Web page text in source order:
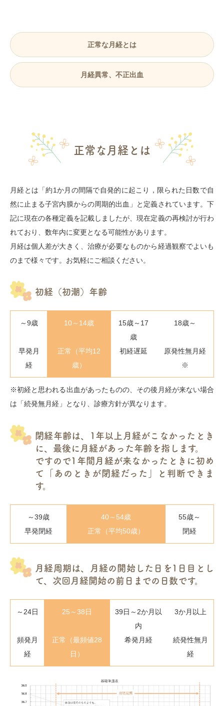
正常な月経とは
月経異常、不正出血
正常な月経とは
月経とは「約1か月の間隔で自発的に起こり，限られた日数で自
然に止まる子宮内膜からの周期的出血」と定義されています。下
記に現在の各種定義を記載しましたが、現在定義の再検討が行わ
れており、数年内に変更となる可能性があります。
月経は個人差が大きく、治療が必要なものから経過観察でよいも
のまで様々です。お気軽にご相談ください。
初経（初潮）年齢
～9歳 10～14歳
15歳～17
歳
18歳～
早発月
経
正常（平均12
歳）
初経遅延
原発性無月経
※
※初経と思われる出血があったものの、その後月経が来ない場合
は「続発無月経」となり、診療方針が異なります。
閉経年齢は、1年以上月経がこなかったとき
に、最後に月経があった年齢を指します。
ですので1年間月経が来なかったときに初め
て「あのときが閉経だった」と判断できま
す。
～39歳 40～54歳
55歳～
早発閉経
正常（平均50歳） 閉経
月経周期は、月経の開始した日を1日目とし
て、次回月経開始の前日までの日数です。
～24日 25～38日
39日～2か月以
内
3か月以上
頻発月
経
正常（最頻値28
日）
希発月経
続発性無月
経